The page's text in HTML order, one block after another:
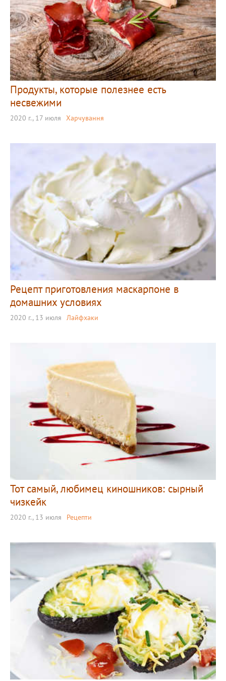
Продукты, которые полезнее есть
несвежими
2020 г., 17 июля Харчування
Рецепт приготовления маскарпоне в
домашних условиях
2020 г., 13 июля Лайфхаки
Тот самый, любимец киношников: сырный
чизкейк
2020 г., 13 июля Рецепти